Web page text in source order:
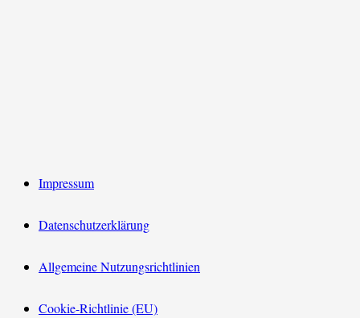
Impressum
Datenschutzerklärung
Allgemeine Nutzungsrichtlinien
Cookie-Richtlinie (EU)